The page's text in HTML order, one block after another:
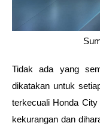
Tidak ada yang
dikatakan untuk
terkecuali Honda
kekurangan dan